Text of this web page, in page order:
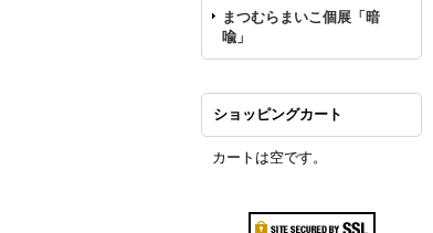
まつむらまいこ個展「暗
喩」
ショッピングカート
カートは空です。